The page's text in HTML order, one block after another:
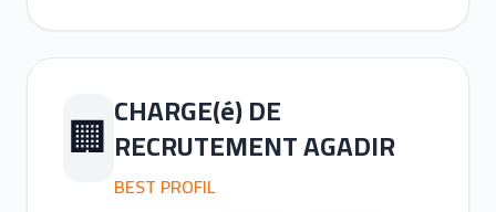
🏢 CHARGE(é) DE
RECRUTEMENT AGADIR
BEST PROFIL